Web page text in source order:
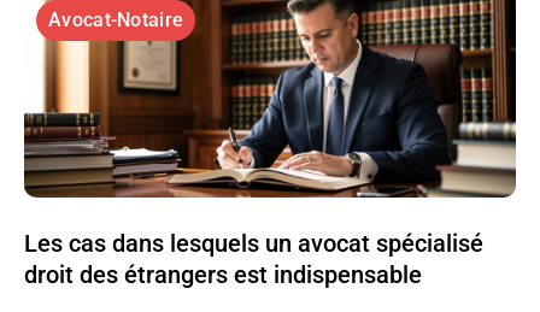
Avocat-Notaire
Les cas dans lesquels un avocat spécialisé
droit des étrangers est indispensable